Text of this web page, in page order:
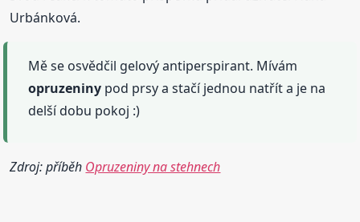
Urbánková.
Mě se osvědčil gelový antiperspirant. Mívám
opruzeniny pod prsy a stačí jednou natřít a je na
delší dobu pokoj :)
Zdroj: příběh Opruzeniny na stehnech